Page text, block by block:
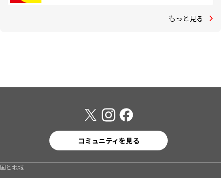
もっと見る
コミュニティを見る
国と地域